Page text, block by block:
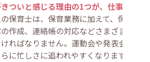
ついと感じる理由の1つが、仕事量の
保育士は、保育業務に加えて、保育日
作成、連絡帳の対応などさまざまな事
ればなりません。運動会や発表会とい
に忙しさに追われやすくなります。